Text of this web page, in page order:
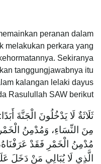
peranan dalam
melakukan perkara yang
Sekiranya
tanggungjawabnya itu
kalangan lelaki dayus
Rasulullah SAW berikut:
ثَلَاثَةٌ لَا يَدْخُلُونَ الْجَنَّةَ
مِنَ النِّسَاءِ، وَمُدْمِنُ
مُدْمِنُ الْخَمْرِ فَقَدْ
الَّذِي لَا يُبَالِي مَنْ دَخَلَ